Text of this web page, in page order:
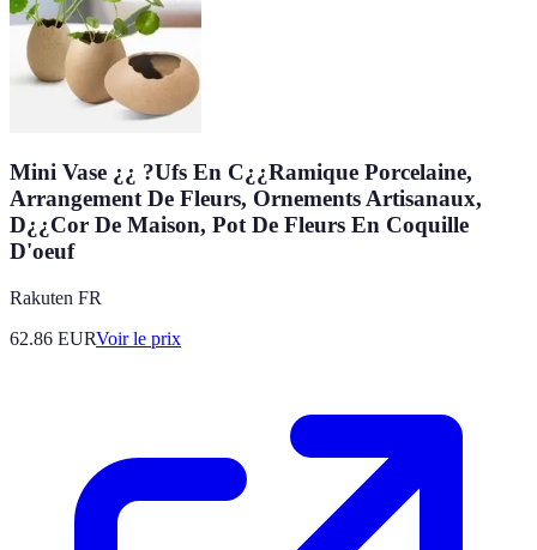
Mini Vase ¿¿ ?Ufs En C¿¿Ramique Porcelaine,
Arrangement De Fleurs, Ornements Artisanaux,
D¿¿Cor De Maison, Pot De Fleurs En Coquille
D'oeuf
Rakuten FR
62.86 EURVoir le prix